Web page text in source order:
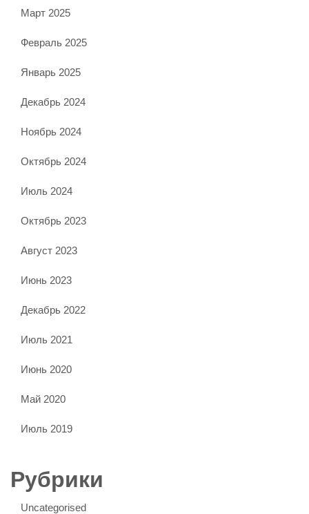
Март 2025
Февраль 2025
Январь 2025
Декабрь 2024
Ноябрь 2024
Октябрь 2024
Июль 2024
Октябрь 2023
Август 2023
Июнь 2023
Декабрь 2022
Июль 2021
Июнь 2020
Май 2020
Июль 2019
Рубрики
Uncategorised